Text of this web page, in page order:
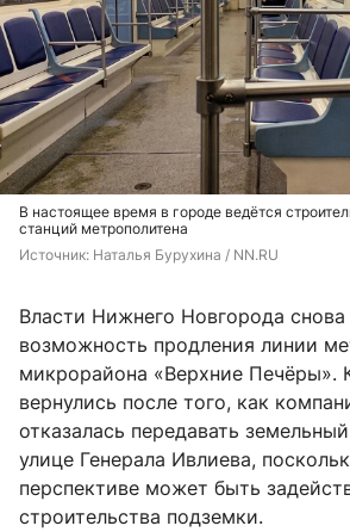
В настоящее время в городе ведётся
станций метрополитена
Источник: Наталья Бурухина / NN.RU
Власти Нижнего Новгорода
возможность продления линии
микрорайона «Верхние Печёры».
вернулись после того, как
отказалась передавать
улице Генерала Ивлиева,
перспективе может быть
строительства подземки.